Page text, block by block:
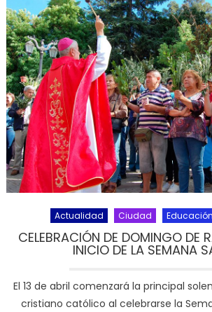
Actualidad Ciudad Educación
CELEBRACIÓN DE DOMINGO DE
INICIO DE LA SEMANA
El 13 de abril comenzará la principal
cristiano católico al celebrarse la